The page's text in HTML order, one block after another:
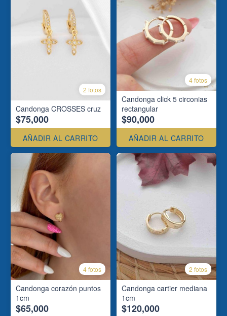
2 fotos
Candonga CROSSES cruz
$75,000
AÑADIR AL CARRITO
4 fotos
Candonga click 5 circonias
rectangular
$90,000
AÑADIR AL CARRITO
4 fotos
Candonga corazón puntos
1cm
$65,000
2 fotos
Candonga cartier mediana
1cm
$120,000